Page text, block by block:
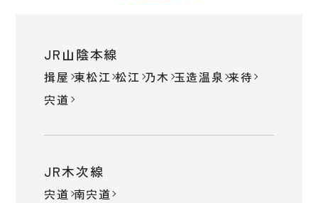
JR山陰本線
揖屋 東松江 松江 乃木 玉造温泉 来待
宍道
JR木次線
宍道 南宍道